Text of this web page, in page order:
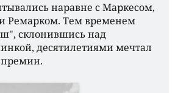
наравне с Маркесом,
Ремарком. Тем временем
склонившись над
десятилетиями мечтал
премии.